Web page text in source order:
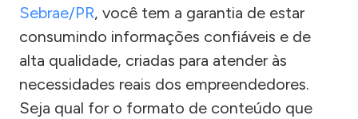
Sebrae/PR, você tem a garantia de estar
consumindo informações confiáveis e de
alta qualidade, criadas para atender às
necessidades reais dos empreendedores.
Seja qual for o formato de conteúdo que